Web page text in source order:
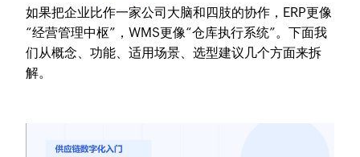
如果把企业比作一家公司大脑和四肢的协作，ERP更像
“经营管理中枢”，WMS更像“仓库执行系统”。下面我
们从概念、功能、适用场景、选型建议几个方面来拆
解。